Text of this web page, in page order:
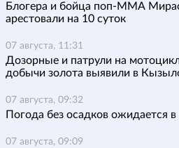
Блогера и бойца поп-ММА
арестовали на 10 суток
07 августа, 11:31
Дозорные и патрули на
добычи золота выявили в
07 августа, 09:32
Погода без осадков ожидается в
07 августа, 09:09